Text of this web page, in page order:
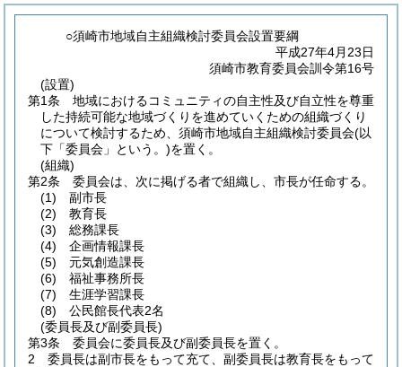
○須崎市地域自主組織検討委員会設置要綱
平成27年4月23日
須崎市教育委員会訓令第16号
(設置)
第1条
地域におけるコミュニティの自主性及び自立性を尊重
した持続可能な地域づくりを進めていくための組織づくり
について検討するため、須崎市地域自主組織検討委員会(以
下「委員会」という。)を置く。
(組織)
第2条
委員会は、次に掲げる者で組織し、市長が任命する。
(1)
副市長
(2)
教育長
(3)
総務課長
(4)
企画情報課長
(5)
元気創造課長
(6)
福祉事務所長
(7)
生涯学習課長
(8)
公民館長代表2名
(委員長及び副委員長)
第3条
委員会に委員長及び副委員長を置く。
2
委員長は副市長をもって充て、副委員長は教育長をもって